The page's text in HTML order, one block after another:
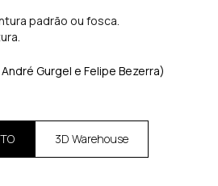
padrão ou fosca.
Gurgel e Felipe Bezerra)
3D Warehouse